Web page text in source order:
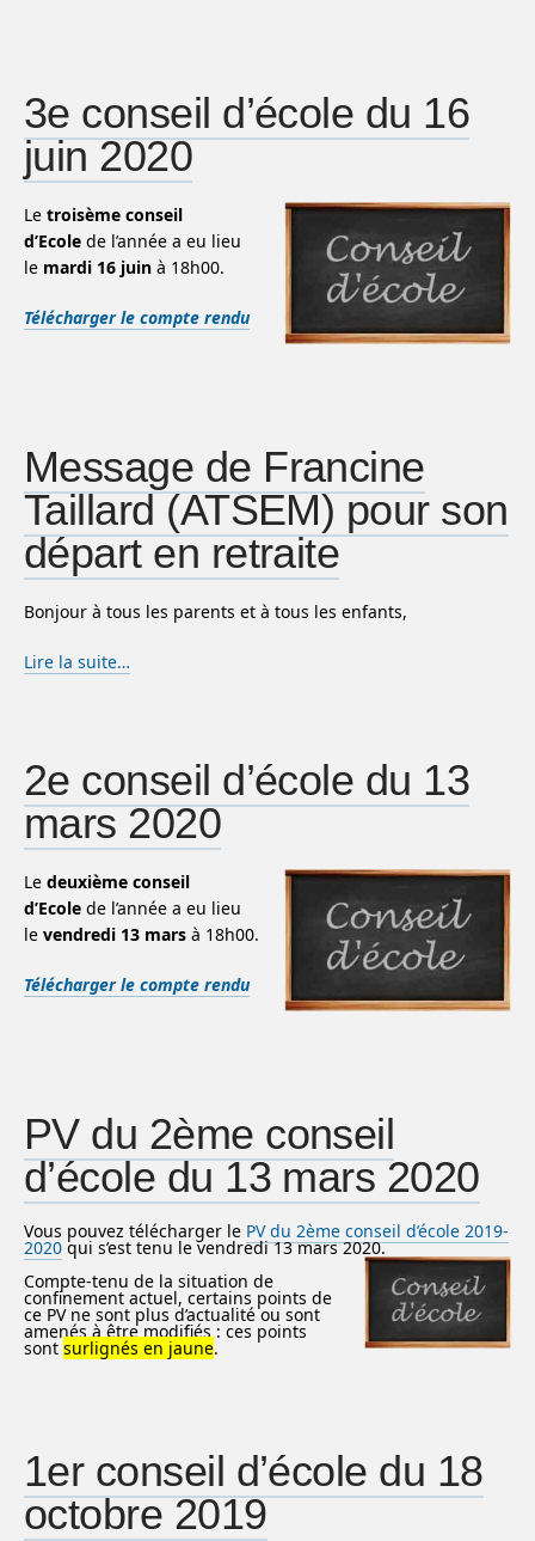
3e conseil d’école du 16
juin 2020
Le troisème conseil
d’Ecole de l’année a eu lieu
le mardi 16 juin à 18h00.
Télécharger le compte rendu
Message de Francine
Taillard (ATSEM) pour son
départ en retraite
Bonjour à tous les parents et à tous les enfants,
Lire la suite…
2e conseil d’école du 13
mars 2020
Le deuxième conseil
d’Ecole de l’année a eu lieu
le vendredi 13 mars à 18h00.
Télécharger le compte rendu
PV du 2ème conseil
d’école du 13 mars 2020
Vous pouvez télécharger le PV du 2ème conseil d’école 2019-
2020 qui s’est tenu le vendredi 13 mars 2020.
Compte-tenu de la situation de
confinement actuel, certains points de
ce PV ne sont plus d’actualité ou sont
amenés à être modifiés : ces points
sont surlignés en jaune.
1er conseil d’école du 18
octobre 2019